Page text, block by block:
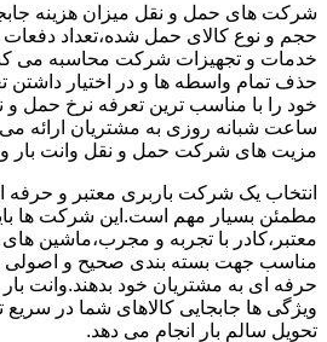
شرکت های حمل و نقل میزان هزینه
حجم و نوع کالای حمل شده،تعداد دفعات
خدمات و تجهیزات شرکت محاسبه می
حذف تمام واسطه ها و در اختیار داشتن
ساعت شبانه روزی به مشتریان ارائه
مزیت های شرکت حمل و نقل وانت بار
انتخاب یک شرکت باربری معتبر و حرفه
مطمئن بسیار مهم است.این شرکت ها
معتبر،کادر با تجربه و مجرب،ماشین
مناسب جهت بسته بندی صحیح و اصولی
حرفه ای به مشتریان خود بدهند.وانت
ویژگی ها جابجایی کالاهای شما در
تحویل سالم بار انجام می دهد.